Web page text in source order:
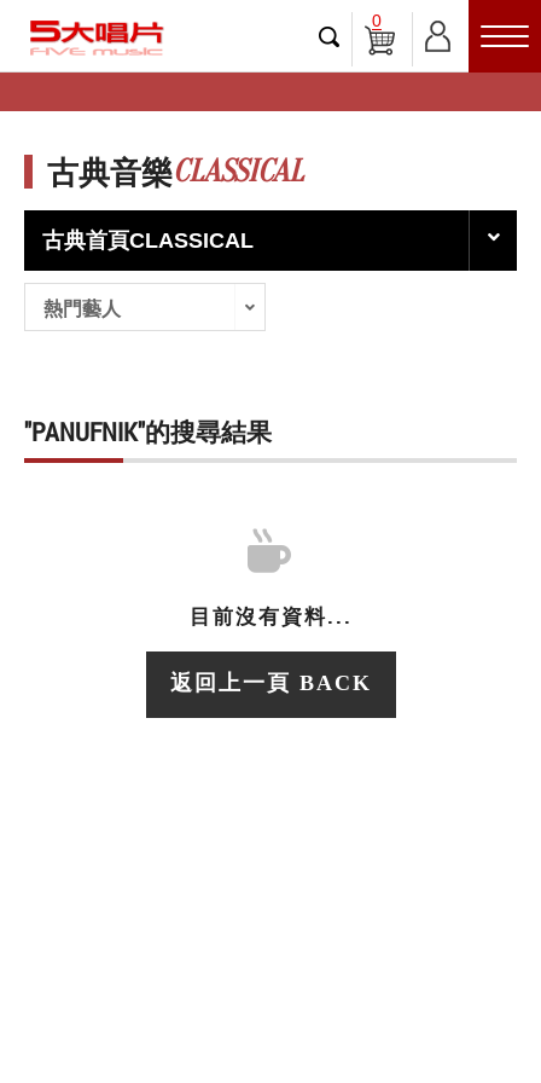
0
古典音樂CLASSICAL
古典首頁CLASSICAL
熱門藝人
"PANUFNIK"的搜尋結果
目前沒有資料...
返回上一頁 BACK